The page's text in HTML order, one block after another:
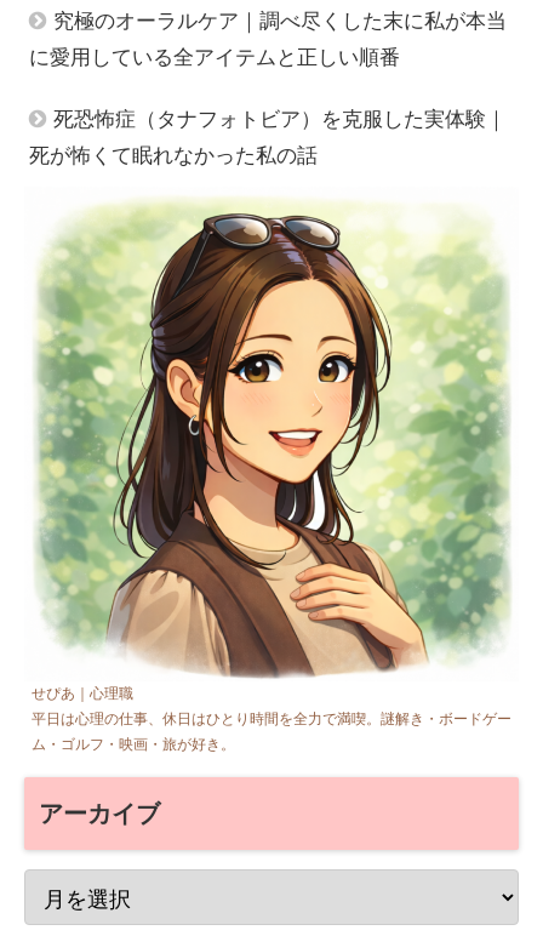
究極のオーラルケア｜調べ尽くした末に私が本当
に愛用している全アイテムと正しい順番
死恐怖症（タナフォトビア）を克服した実体験｜
死が怖くて眠れなかった私の話
せぴあ｜心理職
平日は心理の仕事、休日はひとり時間を全力で満喫。謎解き・ボードゲー
ム・ゴルフ・映画・旅が好き。
アーカイブ